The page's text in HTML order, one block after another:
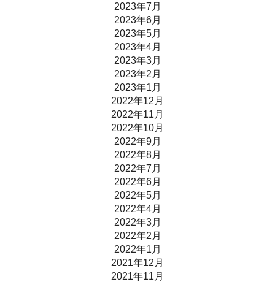
2023年7月
2023年6月
2023年5月
2023年4月
2023年3月
2023年2月
2023年1月
2022年12月
2022年11月
2022年10月
2022年9月
2022年8月
2022年7月
2022年6月
2022年5月
2022年4月
2022年3月
2022年2月
2022年1月
2021年12月
2021年11月